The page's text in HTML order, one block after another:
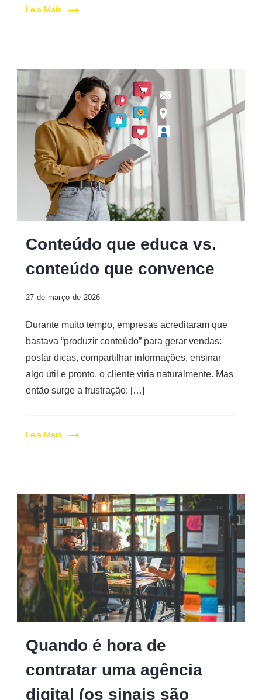
Leia Mais
Conteúdo que educa vs.
conteúdo que convence
27 de março de 2026
Durante muito tempo, empresas acreditaram que
bastava “produzir conteúdo” para gerar vendas:
postar dicas, compartilhar informações, ensinar
algo útil e pronto, o cliente viria naturalmente. Mas
então surge a frustração: […]
Leia Mais
Quando é hora de
contratar uma agência
digital (os sinais são